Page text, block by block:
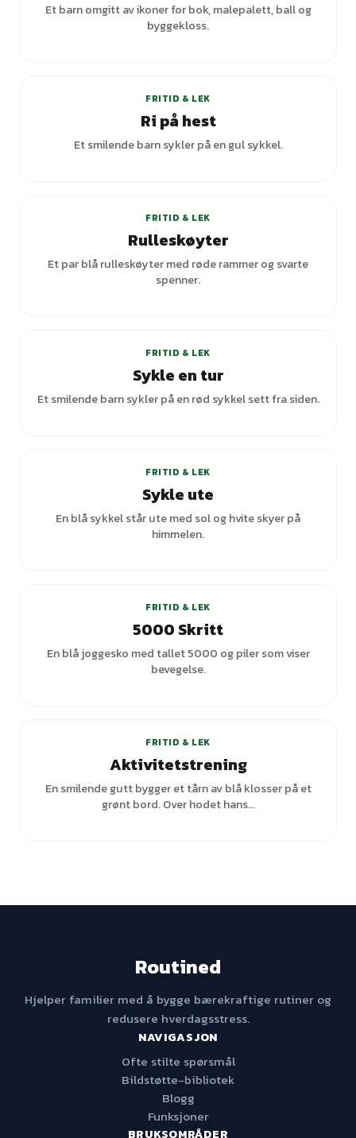
Et barn omgitt av ikoner for bok, malepalett, ball og
byggekloss.
FRITID & LEK
Ri på hest
Et smilende barn sykler på en gul sykkel.
FRITID & LEK
Rulleskøyter
Et par blå rulleskøyter med røde rammer og svarte
spenner.
FRITID & LEK
Sykle en tur
Et smilende barn sykler på en rød sykkel sett fra siden.
FRITID & LEK
Sykle ute
En blå sykkel står ute med sol og hvite skyer på
himmelen.
FRITID & LEK
5000 Skritt
En blå joggesko med tallet 5000 og piler som viser
bevegelse.
FRITID & LEK
Aktivitetstrening
En smilende gutt bygger et tårn av blå klosser på et
grønt bord. Over hodet hans...
Routined
Hjelper familier med å bygge bærekraftige rutiner og
redusere hverdagsstress.
NAVIGASJON
Ofte stilte spørsmål
Bildstøtte-bibliotek
Blogg
Funksjoner
BRUKSOMRÅDER